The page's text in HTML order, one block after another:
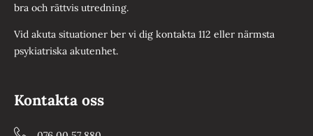
bra och rättvis utredning.
Vid akuta situationer ber vi dig kontakta 112 eller närmsta
psykiatriska akutenhet.
Kontakta oss